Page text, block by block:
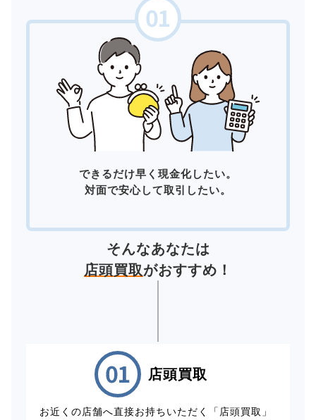
できるだけ早く現金化したい。
対面で安心して取引したい。
そんなあなたは
店頭買取がおすすめ！
店頭買取
お近くの店舗へ直接お持ちいただく「店頭買取」